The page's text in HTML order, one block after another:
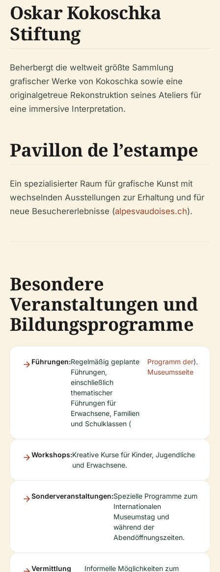
Oskar Kokoschka
Stiftung
Beherbergt die weltweit größte Sammlung
grafischer Werke von Kokoschka sowie eine
originalgetreue Rekonstruktion seines Ateliers für
eine immersive Interpretation.
Pavillon de l’estampe
Ein spezialisierter Raum für grafische Kunst mit
wechselnden Ausstellungen zur Erhaltung und für
neue Besuchererlebnisse (alpesvaudoises.ch).
Besondere
Veranstaltungen und
Bildungsprogramme
Führungen:Regelmäßig geplante
Führungen,
einschließlich
thematischer
Führungen für
Erwachsene, Familien
und Schulklassen (
Programm der
Museumsseite
).
Workshops:Kreative Kurse für Kinder, Jugendliche
und Erwachsene.
Sonderveranstaltungen:Spezielle Programme zum
Internationalen
Museumstag und
während der
Abendöffnungszeiten.
Vermittlung Informelle Möglichkeiten zum